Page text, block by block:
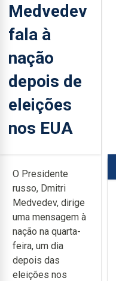
Medvedev
fala à
nação
depois de
eleições
nos EUA
O Presidente
russo, Dmitri
Medvedev, dirige
uma mensagem à
nação na quarta-
feira, um dia
depois das
eleições nos